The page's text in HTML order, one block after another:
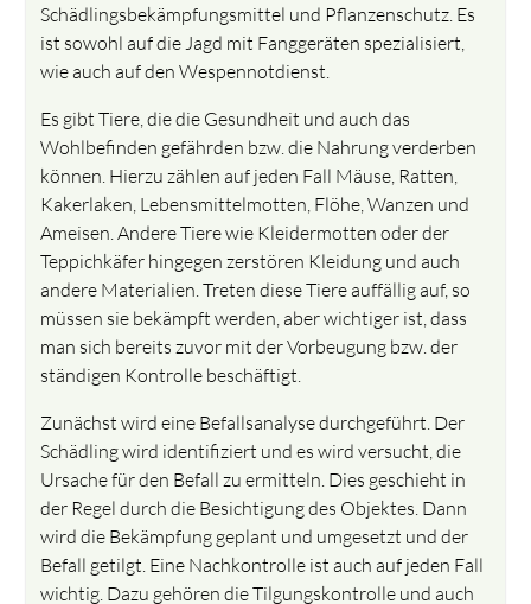
Schädlingsbekämpfungsmittel und Pflanzenschutz. Es
ist sowohl auf die Jagd mit Fanggeräten spezialisiert,
wie auch auf den Wespennotdienst.
Es gibt Tiere, die die Gesundheit und auch das
Wohlbefinden gefährden bzw. die Nahrung verderben
können. Hierzu zählen auf jeden Fall Mäuse, Ratten,
Kakerlaken, Lebensmittelmotten, Flöhe, Wanzen und
Ameisen. Andere Tiere wie Kleidermotten oder der
Teppichkäfer hingegen zerstören Kleidung und auch
andere Materialien. Treten diese Tiere auffällig auf, so
müssen sie bekämpft werden, aber wichtiger ist, dass
man sich bereits zuvor mit der Vorbeugung bzw. der
ständigen Kontrolle beschäftigt.
Zunächst wird eine Befallsanalyse durchgeführt. Der
Schädling wird identifiziert und es wird versucht, die
Ursache für den Befall zu ermitteln. Dies geschieht in
der Regel durch die Besichtigung des Objektes. Dann
wird die Bekämpfung geplant und umgesetzt und der
Befall getilgt. Eine Nachkontrolle ist auch auf jeden Fall
wichtig. Dazu gehören die Tilgungskontrolle und auch